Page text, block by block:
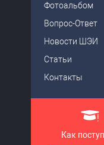
Фотоальбом
Вопрос-Ответ
Новости ШЭИ
Статьи
Контакты
Как